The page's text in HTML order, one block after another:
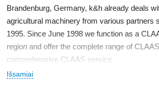
Brandenburg, Germany, k&h already deals
agricultural machinery from various partners
1995. Since June 1998 we function as a
region and offer the complete range of
comprehensive CLAAS service.
Išsamiai